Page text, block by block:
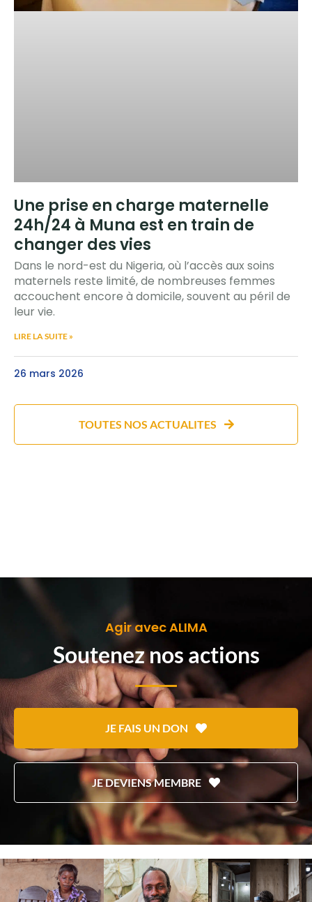
Une prise en charge maternelle
24h/24 à Muna est en train de
changer des vies
Dans le nord-est du Nigeria, où l’accès aux soins
maternels reste limité, de nombreuses femmes
accouchent encore à domicile, souvent au péril de
leur vie.
LIRE LA SUITE »
26 mars 2026
TOUTES NOS ACTUALITES
Agir avec ALIMA
Soutenez nos actions
JE FAIS UN DON
JE DEVIENS MEMBRE